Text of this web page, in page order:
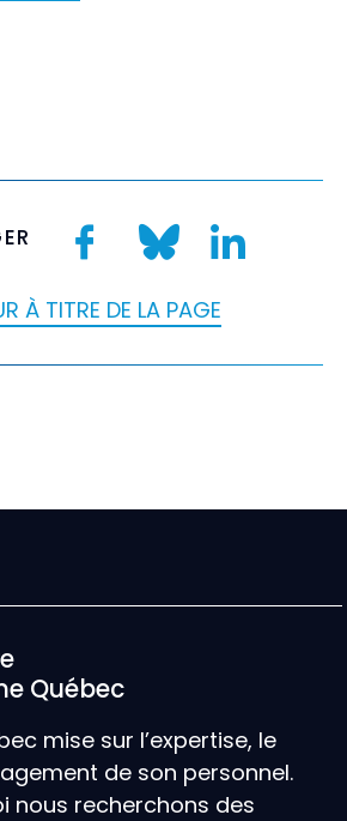
À TITRE DE LA PAGE
Québec
mise sur l’expertise, le
de son personnel.
nous recherchons des